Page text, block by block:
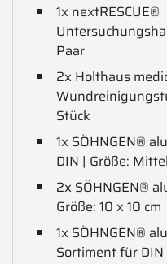
1x nextRESCUE®
Paar
2x Holthaus
Stück
1x SÖHNGEN®
DIN | Größe: Mittel
2x SÖHNGEN®
Größe: 10 x 10 cm
1x SÖHNGEN®
Sortiment für DIN